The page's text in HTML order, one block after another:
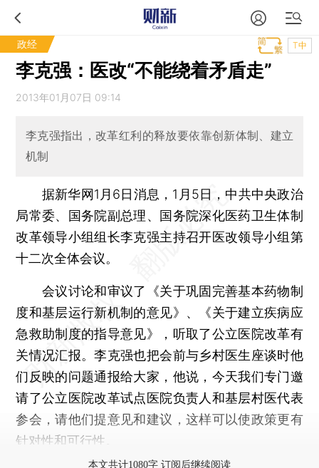
政经 T中
李克强：医改“不能绕着矛盾走”
2013年01月07日 09:14
李克强指出，改革红利的释放要依靠创新体制、建立
机制
据新华网1月6日消息，1月5日，中共中央政治
局常委、国务院副总理、国务院深化医药卫生体制
改革领导小组组长李克强主持召开医改领导小组第
十二次全体会议。
会议讨论和审议了《关于巩固完善基本药物制
度和基层运行新机制的意见》、《关于建立疾病应
急救助制度的指导意见》，听取了公立医院改革有
关情况汇报。李克强也把会前与乡村医生座谈时他
们反映的问题通报给大家，他说，今天我们专门邀
请了公立医院改革试点医院负责人和基层村医代表
参会，请他们提意见和建议，这样可以使政策更有
针对性和可行性。
本文共计1080字 订阅后继续阅读